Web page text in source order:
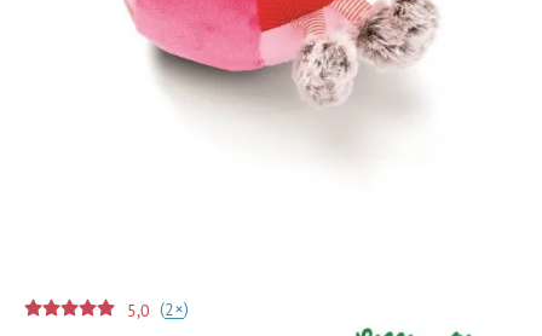
5,0 (2+)